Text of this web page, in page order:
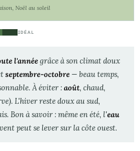
Noël au soleil
IDÉAL
l'annéegrâce à son climat doux
septembre-octobre— beau temps,
À éviter :août, chaud,
L'hiver reste doux au sud,
Bon à savoir : même en été, l'eau
peut se lever sur la côte ouest.